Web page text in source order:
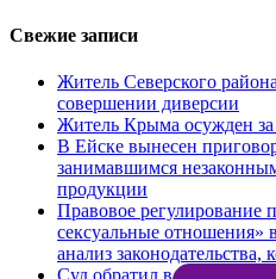
Свежие записи
Житель Северского
совершении диверсии
Житель Крыма осужден за
В Ейске вынесен
занимавшимся
продукции
Правовое регулирование
сексуальные
анализ законодательства,
Суд обратил в доход